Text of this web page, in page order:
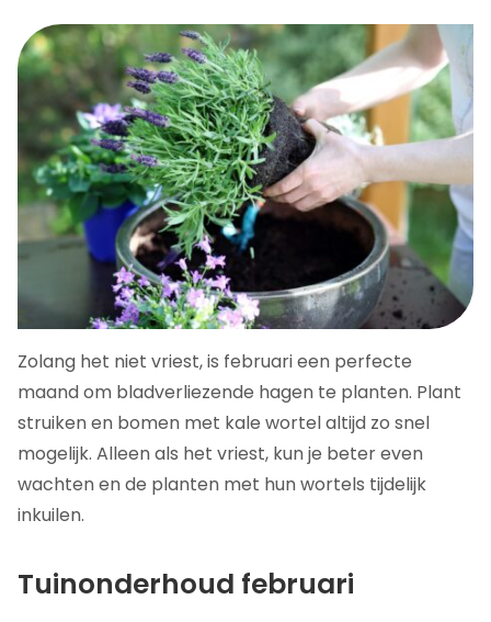
Zolang het niet vriest, is februari een perfecte
maand om bladverliezende hagen te planten. Plant
struiken en bomen met kale wortel altijd zo snel
mogelijk. Alleen als het vriest, kun je beter even
wachten en de planten met hun wortels tijdelijk
inkuilen.
Tuinonderhoud februari